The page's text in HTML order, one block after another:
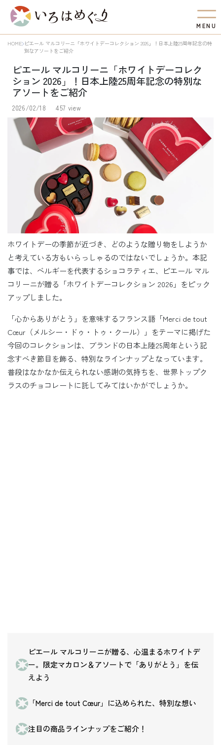
M EN U
HOME ピエール マルコリーニ「ホワイトデーコレクション 2026」！日本上陸25周年記念の特
別なアソートをご紹介
ピエール マルコリーニ「ホワイトデーコレク
ション 2026」！日本上陸25周年記念の特別な
アソートをご紹介
2026/02/18 457 view
ホワイトデーの季節が近づき、どのような贈り物をしようか
と考えている方もいらっしゃるのではないでしょうか。本記
事では、ベルギーを代表するショコラティエ、ピエール マル
コリーニが贈る「ホワイトデーコレクション 2026」をピック
アップしました。
「心からありがとう」を意味するフランス語「Merci de tout
Cœur（メルシー・ドゥ・トゥ・クール）」をテーマに掲げた
今回のコレクションは、ブランドの日本上陸25周年という記
念すべき節目を飾る、特別なラインナップとなっています。
普段はなかなか伝えられない感謝の気持ちを、世界トップク
ラスのチョコレートに託してみてはいかがでしょうか。
ピエール マルコリーニが贈る、心温まるホワイトデ
ー。限定マカロン＆アソートで「ありがとう」を伝
えよう
「Merci de tout Cœur」に込められた、特別な想い
注目の商品ラインナップをご紹介！